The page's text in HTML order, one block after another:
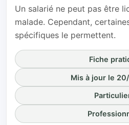
Un salarié ne peut pas être
malade. Cependant,
spécifiques le permettent.
Fiche
Mis à jour le